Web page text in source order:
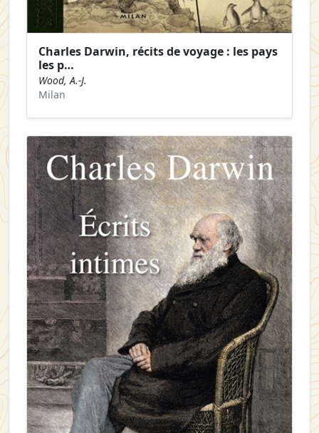
Charles Darwin, récits de voyage : les pays
les p…
Wood, A.-J.
Milan